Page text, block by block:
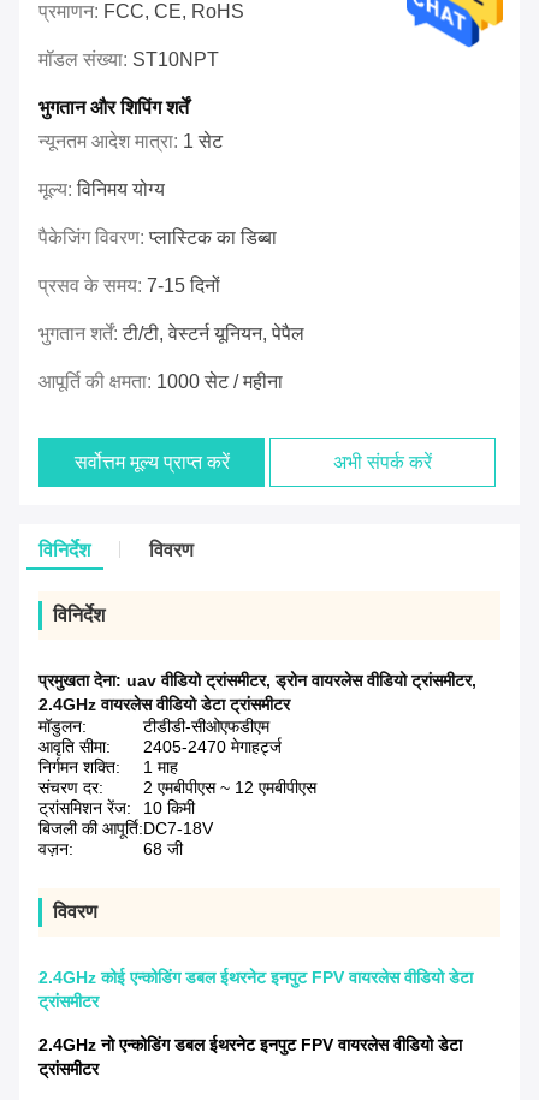
प्रमाणन: FCC, CE, RoHS
मॉडल संख्या: ST10NPT
भुगतान और शिपिंग शर्तें
न्यूनतम आदेश मात्रा: 1 सेट
मूल्य:विनिमय योग्य
पैकेजिंग विवरण:प्लास्टिक का डिब्बा
प्रसव के समय: 7-15 दिनों
भुगतान शर्तें:टी/टी, वेस्टर्न यूनियन, पेपैल
आपूर्ति की क्षमता: 1000 सेट / महीना
सर्वोत्तम मूल्य प्राप्त करें अभी संपर्क करें
विनिर्देश विवरण
विनिर्देश
प्रमुखता देना: uav वीडियो ट्रांसमीटर,ड्रोन वायरलेस वीडियो ट्रांसमीटर,
2.4GHz वायरलेस वीडियो डेटा ट्रांसमीटर
मॉडुलन:
टीडीडी-सीओएफडीएम
आवृति सीमा:
2405-2470 मेगाहर्ट्ज
निर्गमन शक्ति:
1 माह
संचरण दर:
2 एमबीपीएस ~ 12 एमबीपीएस
ट्रांसमिशन रेंज:
10 किमी
बिजली की आपूर्ति:DC7-18V
वज़न:
68 जी
विवरण
2.4GHz कोई एन्कोडिंग डबल ईथरनेट इनपुट FPV वायरलेस वीडियो डेटा
ट्रांसमीटर
2.4GHz नो एन्कोडिंग डबल ईथरनेट इनपुट FPV वायरलेस वीडियो डेटा
ट्रांसमीटर